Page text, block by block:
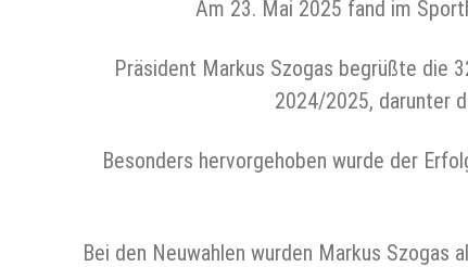
Am 23. Mai 2025 fand im
Präsident Markus Szogas begrüßte die
2024/2025, darunter
Besonders hervorgehoben wurde der
Bei den Neuwahlen wurden Markus Szogas